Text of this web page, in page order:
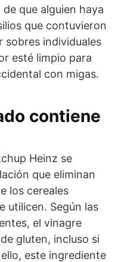
que alguien haya
que contuvieron
sobres individuales
esté limpio para
con migas.
contiene
Heinz se
que eliminan
los cereales
utilicen. Según las
el vinagre
gluten, incluso si
este ingrediente